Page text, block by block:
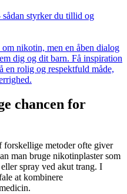
styrker du tillid og
nikotin, men en åben dialog
dig og dit barn. Få inspiration
en rolig og respektfuld måde,
chancen for
forskellige metoder ofte giver
man bruge nikotinplaster som
spray ved akut trang. I
at kombinere